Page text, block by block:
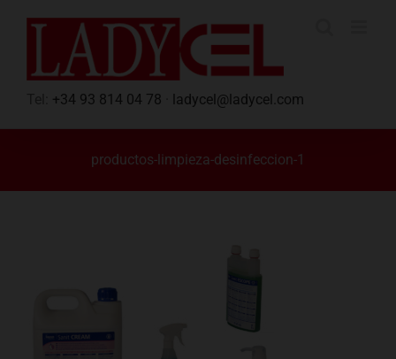
+34 93 814 04 78 ladycel@ladycel.com
productos-limpieza-desinfeccion-1